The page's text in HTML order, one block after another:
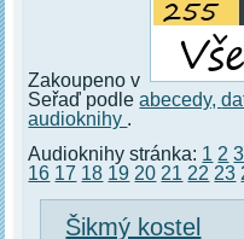
Zakoupeno v
Seřaď podleabecedy,
audioknihy .
Audioknihy stránka: 1 2 3
16 17 18 19 20 21 22 23
Šikmý kostel